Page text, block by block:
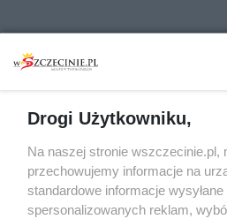
Drogi Użytkowniku,
Na naszej stronie
przechowujemy informacje na
standardowe informacje
spersonalizowanych reklam,